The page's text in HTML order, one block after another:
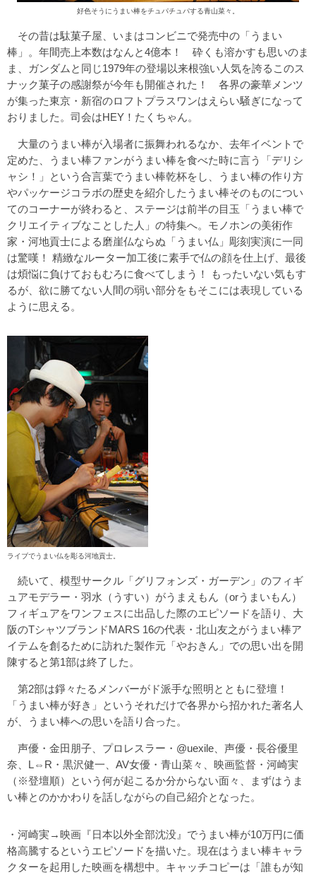
好色そうにうまい棒をチュパチュパする青山菜々。
その昔は駄菓子屋、いまはコンビニで発売中の「うまい
棒」。年間売上本数はなんと4億本！ 砕くも溶かすも思いのま
ま、ガンダムと同じ1979年の登場以来根強い人気を誇るこのス
ナック菓子の感謝祭が今年も開催された！ 各界の豪華メンツ
が集った東京・新宿のロフトプラスワンはえらい騒ぎになって
おりました。司会はHEY！たくちゃん。
大量のうまい棒が入場者に振舞われるなか、去年イベントで
定めた、うまい棒ファンがうまい棒を食べた時に言う「デリシ
ャシ！」という合言葉でうまい棒乾杯をし、うまい棒の作り方
やパッケージコラボの歴史を紹介したうまい棒そのものについ
てのコーナーが終わると、ステージは前半の目玉「うまい棒で
クリエイティブなことした人」の特集へ。モノホンの美術作
家・河地貢士による磨崖仏ならぬ「うまい仏」彫刻実演に一同
は驚嘆！ 精緻なルーター加工後に素手で仏の顔を仕上げ、最後
は煩悩に負けておもむろに食べてしまう！ もったいない気もす
るが、欲に勝てない人間の弱い部分をもそこには表現している
ように思える。
ライブでうまい仏を彫る河地貢士。
続いて、模型サークル「グリフォンズ・ガーデン」のフィギ
ュアモデラー・羽水（うすい）がうまえもん（orうまいもん）
フィギュアをワンフェスに出品した際のエピソードを語り、大
阪のTシャツブランドMARS 16の代表・北山友之がうまい棒ア
イテムを創るために訪れた製作元「やおきん」での思い出を開
陳すると第1部は終了した。
第2部は錚々たるメンバーがド派手な照明とともに登壇！
「うまい棒が好き」というそれだけで各界から招かれた著名人
が、うまい棒への思いを語り合った。
声優・金田朋子、プロレスラー・@uexile、声優・長谷優里
奈、L⇔R・黒沢健一、AV女優・青山菜々、映画監督・河崎実
（※登壇順）という何が起こるか分からない面々、まずはうま
い棒とのかかわりを話しながらの自己紹介となった。
・河崎実→映画『日本以外全部沈没』でうまい棒が10万円に価
格高騰するというエピソードを描いた。現在はうまい棒キャラ
クターを起用した映画を構想中。キャッチコピーは「誰もが知